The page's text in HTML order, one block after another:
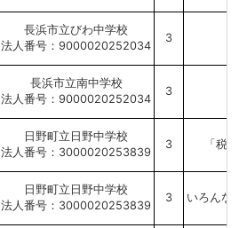
長浜市立びわ中学校
法人番号：9000020252034
3
長浜市立南中学校
法人番号：9000020252034
3
日野町立日野中学校
法人番号：3000020253839
3 「税が
日野町立日野中学校
法人番号：3000020253839
3 いろんな